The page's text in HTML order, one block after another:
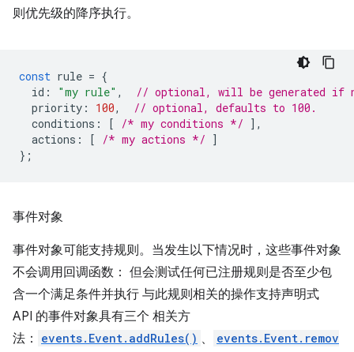
则优先级的降序执行。
const rule = {
id : "my rule" ,
// optional, will be generated if
priority : 100,
// optional, defaults to 100.
conditions : [ /* my conditions */ ],
actions : [ /* my actions */ ]
};
事件对象
事件对象可能支持规则。当发生以下情况时，这些事件对象
不会调用回调函数： 但会测试任何已注册规则是否至少包
含一个满足条件并执行 与此规则相关的操作支持声明式
API 的事件对象具有三个 相关方
法：
events.Event.addRules() 、
events.Event.remov